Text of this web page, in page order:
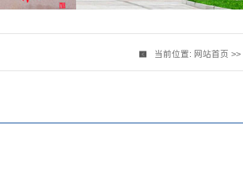
当前位置: 网站首页 >>